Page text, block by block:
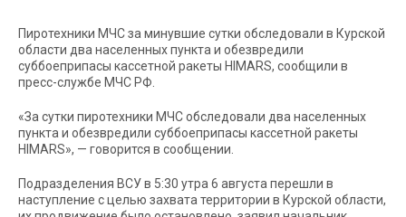
Пиротехники МЧС за минувшие сутки обследовали в Курской
области два населенных пункта и обезвредили
суббоеприпасы кассетной ракеты HIMARS, сообщили в
пресс-службе МЧС РФ.
«За сутки пиротехники МЧС обследовали два населенных
пункта и обезвредили суббоеприпасы кассетной ракеты
HIMARS», — говорится в сообщении.
Подразделения ВСУ в 5:30 утра 6 августа перешли в
наступление с целью захвата территории в Курской области,